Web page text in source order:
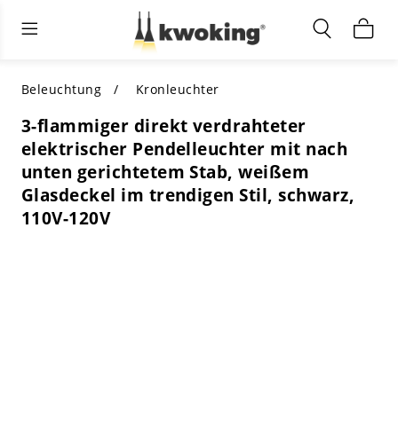
Wohnzimmermöbel
ALLE WOHNZIMMERMÖBEL
TOP-AUSWAHL
NACH STIL EINKAUFEN
Innenbeleuchtung
Nach Kategorie einkaufen
NACH STIL EINKAUFEN
Shop by Colors
Außenbeleuchtung
ALLE BELEUCHTUNG FÜR ANDERE
NACH KATEGORIE EINKAUFEN
NACH STIL EINKAUFEN
Beleuchtung Kronleuchter
3-flammiger direkt verdrahteter
elektrischer Pendelleuchter mit nach
unten gerichtetem Stab, weißem
Glasdeckel im trendigen Stil, schwarz,
110V-120V